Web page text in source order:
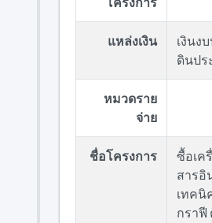
แหล่งเงิน
เงินง
ดินปร
หมวดราย
จ่าย
ชื่อโครงการ
ซื้อเค
สารอิ
เทคนิ
กราฟี